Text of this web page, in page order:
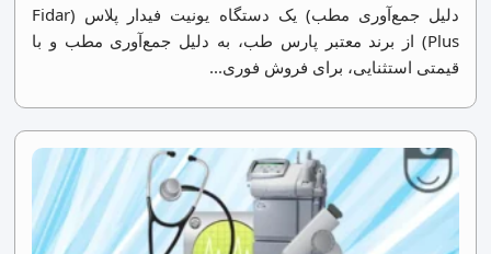
دلیل جمع‌آوری مطب) یک دستگاه یونیت فیدار پلاس (Fidar
Plus) از برند معتبر پارس طب، به دلیل جمع‌آوری مطب و با
قیمتی استثنایی، برای فروش فوری...